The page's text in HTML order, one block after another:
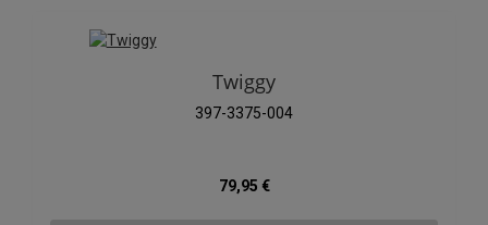
Twiggy
397-3375-004
Regulärer Preis:
79,95 €